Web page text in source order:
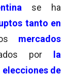
se ha
tanto en
mercados
por la
elecciones de